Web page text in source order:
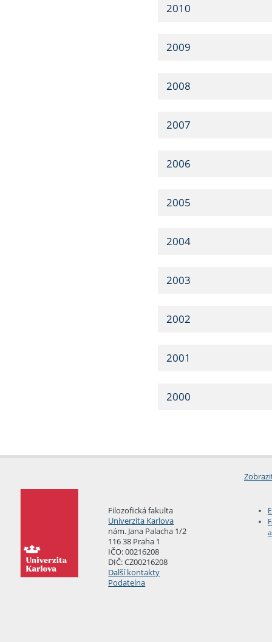
2010
2009
2008
2007
2006
2005
2004
2003
2002
2001
2000
Filozofická fakulta
Univerzita Karlova
nám. Jana Palacha 1/2
116 38 Praha 1
IČO: 00216208
DIČ: CZ00216208
Další kontakty
Podatelna